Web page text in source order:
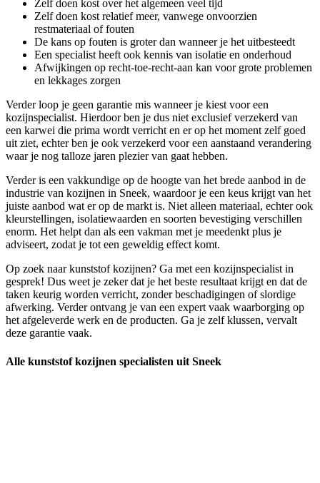
Zelf doen kost over het algemeen veel tijd
Zelf doen kost relatief meer, vanwege onvoorzien
restmateriaal of fouten
De kans op fouten is groter dan wanneer je het uitbesteedt
Een specialist heeft ook kennis van isolatie en onderhoud
Afwijkingen op recht-toe-recht-aan kan voor grote problemen
en lekkages zorgen
Verder loop je geen garantie mis wanneer je kiest voor een
kozijnspecialist. Hierdoor ben je dus niet exclusief verzekerd van
een karwei die prima wordt verricht en er op het moment zelf goed
uit ziet, echter ben je ook verzekerd voor een aanstaand verandering
waar je nog talloze jaren plezier van gaat hebben.
Verder is een vakkundige op de hoogte van het brede aanbod in de
industrie van kozijnen in Sneek, waardoor je een keus krijgt van het
juiste aanbod wat er op de markt is. Niet alleen materiaal, echter ook
kleurstellingen, isolatiewaarden en soorten bevestiging verschillen
enorm. Het helpt dan als een vakman met je meedenkt plus je
adviseert, zodat je tot een geweldig effect komt.
Op zoek naar kunststof kozijnen? Ga met een kozijnspecialist in
gesprek! Dus weet je zeker dat je het beste resultaat krijgt en dat de
taken keurig worden verricht, zonder beschadigingen of slordige
afwerking. Verder ontvang je van een expert vaak waarborging op
het afgeleverde werk en de producten. Ga je zelf klussen, vervalt
deze garantie vaak.
Alle kunststof kozijnen specialisten uit Sneek